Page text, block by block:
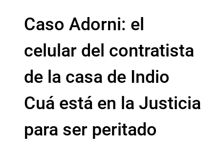
Caso Adorni: el
celular del contratista
de la casa de Indio
Cuá está en la Justicia
para ser peritado